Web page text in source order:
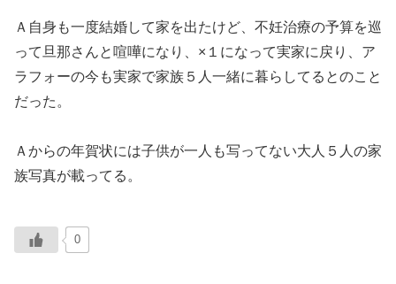
Ａ自身も一度結婚して家を出たけど、不妊治療の予算を巡
って旦那さんと喧嘩になり、×１になって実家に戻り、ア
ラフォーの今も実家で家族５人一緒に暮らしてるとのこと
だった。
Ａからの年賀状には子供が一人も写ってない大人５人の家
族写真が載ってる。
0